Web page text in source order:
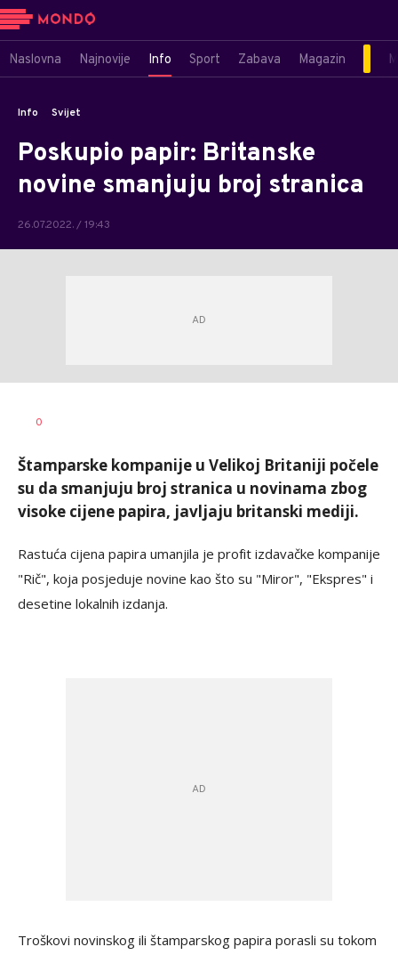
Naslovna Najnovije Info Sport Zabava Magazin
Info Svijet
Poskupio papir: Britanske
novine smanjuju broj stranica
26.07.2022. / 19:43
AUTOR
0
Štamparske kompanije u Velikoj Britaniji počele
su da smanjuju broj stranica u novinama zbog
visoke cijene papira, javljaju britanski mediji.
Rastuća cijena papira umanjila je profit izdavačke kompanije
"Rič", koja posjeduje novine kao što su "Miror", "Ekspres" i
desetine lokalnih izdanja.
Troškovi novinskog ili štamparskog papira porasli su tokom